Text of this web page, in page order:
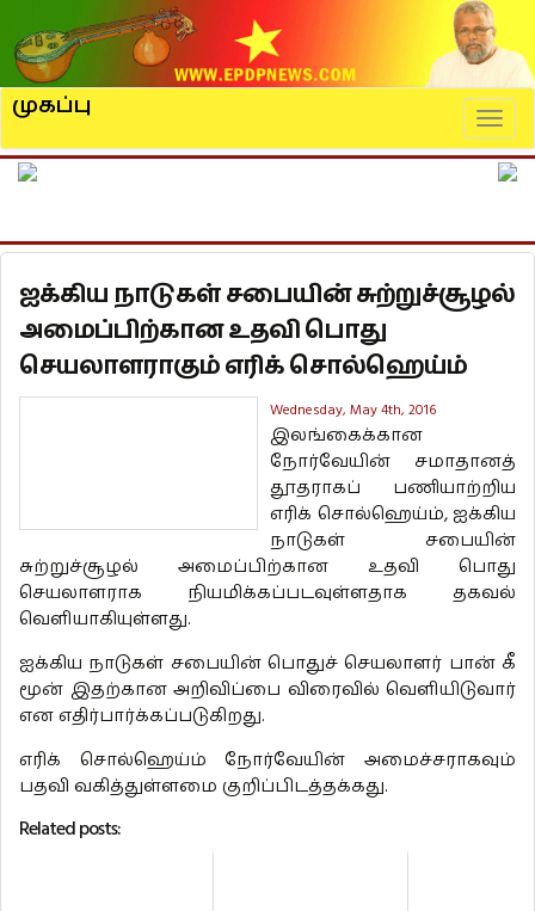
முகப்பு
ஐக்கிய நாடுகள் சபையின் சுற்றுச்சூழல்
அமைப்பிற்கான உதவி பொது
செயலாளராகும் எரிக் சொல்ஹெய்ம்
Wednesday, May 4th, 2016
இலங்கைக்கான
நோர்வேயின் சமாதானத்
தூதராகப் பணியாற்றிய
எரிக் சொல்ஹெய்ம், ஐக்கிய
நாடுகள் சபையின்
சுற்றுச்சூழல் அமைப்பிற்கான உதவி பொது
செயலாளராக நியமிக்கப்படவுள்ளதாக தகவல்
வெளியாகியுள்ளது.
ஐக்கிய நாடுகள் சபையின் பொதுச் செயலாளர் பான் கீ
மூன் இதற்கான அறிவிப்பை விரைவில் வெளியிடுவார்
என எதிர்பார்க்கப்படுகிறது.
எரிக் சொல்ஹெய்ம் நோர்வேயின் அமைச்சராகவும்
பதவி வகித்துள்ளமை குறிப்பிடத்தக்கது.
Related posts: